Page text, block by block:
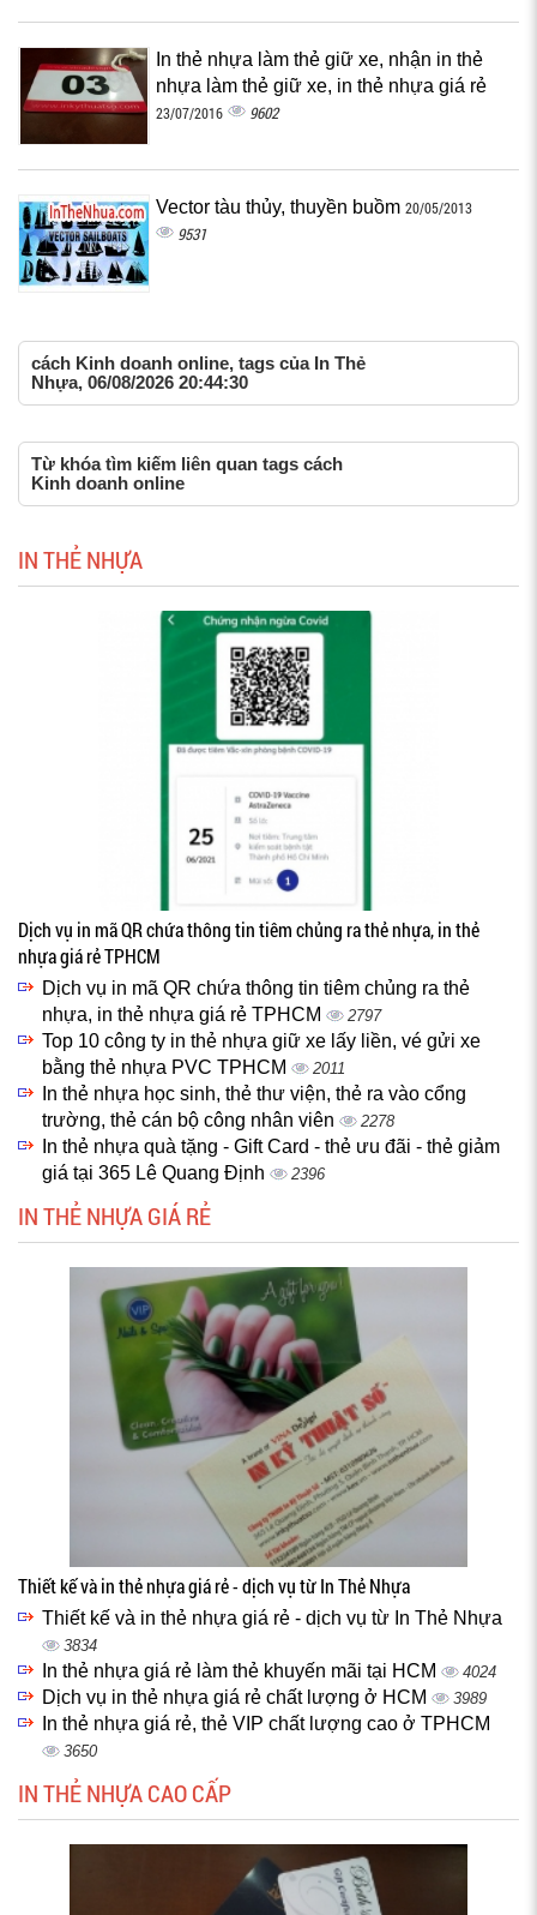
In thẻ nhựa làm thẻ giữ xe, nhận in thẻ
nhựa làm thẻ giữ xe, in thẻ nhựa giá rẻ
23/07/2016 9602
Vector tàu thủy, thuyền buồm 20/05/2013
9531
cách Kinh doanh online, tags của In Thẻ
Nhựa, 06/08/2026 20:44:30
Từ khóa tìm kiếm liên quan tags cách
Kinh doanh online
IN THẺ NHỰA
Dịch vụ in mã QR chứa thông tin tiêm chủng ra thẻ nhựa, in thẻ
nhựa giá rẻ TPHCM
Dịch vụ in mã QR chứa thông tin tiêm chủng ra thẻ
nhựa, in thẻ nhựa giá rẻ TPHCM
2797
Top 10 công ty in thẻ nhựa giữ xe lấy liền, vé gửi xe
bằng thẻ nhựa PVC TPHCM
2011
In thẻ nhựa học sinh, thẻ thư viện, thẻ ra vào cổng
trường, thẻ cán bộ công nhân viên
2278
In thẻ nhựa quà tặng - Gift Card - thẻ ưu đãi - thẻ giảm
giá tại 365 Lê Quang Định
2396
IN THẺ NHỰA GIÁ RẺ
Thiết kế và in thẻ nhựa giá rẻ - dịch vụ từ In Thẻ Nhựa
Thiết kế và in thẻ nhựa giá rẻ - dịch vụ từ In Thẻ Nhựa
3834
In thẻ nhựa giá rẻ làm thẻ khuyến mãi tại HCM 4024
Dịch vụ in thẻ nhựa giá rẻ chất lượng ở HCM 3989
In thẻ nhựa giá rẻ, thẻ VIP chất lượng cao ở TPHCM
3650
IN THẺ NHỰA CAO CẤP